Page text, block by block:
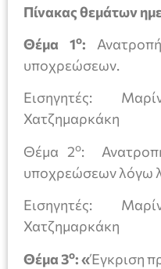
Πίνακας θεμάτων
Θέμα 1ο:
υποχρεώσεων.
Eισηγητές:
Χατζημαρκάκη
Θέμα 2ο:
υποχρεώσεων λόγω
Eισηγητές:
Χατζημαρκάκη
Θέμα 3ο: «Έγκριση